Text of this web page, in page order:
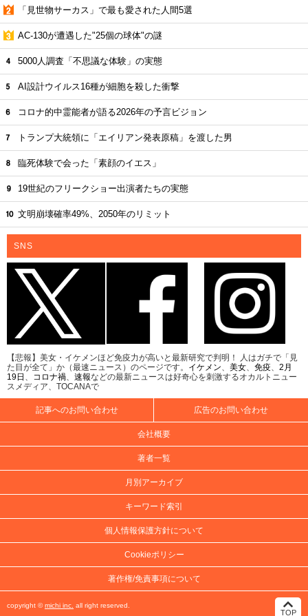
「見世物サーカス」で最も愛された人間5選
AC-130が遭遇した"25個の球体"の謎
5000人調査「不思議な体験」の実態
AI設計ウイルス16種が細胞を殺した衝撃
コロナ的中霊能者が語る2026年の予言ビジョン
トランプ大統領に「エイリアン発表原稿」を渡した男
臨死体験で会った「素顔のイエス」
19世紀のフリークショー出演者たちの実態
文明崩壊確率49%、2050年のリミット
SNS
【悲報】美女・イケメンほど免疫力が高いと最新研究で判明！ 人はガチで「見
た目が全て」か（最速ニュース）のページです。 イケメン、 美女、 免疫、 2月
19日 、 コロナ禍、 速報などの最新ニュースは好奇心を刺激するオカルトニュー
スメディア、TOCANAで
記事へのお問い合わせ 広告のお問い合わせ
会社概要
著者一覧
月別アーカイブ
キーワード索引
個人情報保護方針について
Cookieポリシー
著作権/免責事項について
copyright ©michi inc. all right reserved.
TOP